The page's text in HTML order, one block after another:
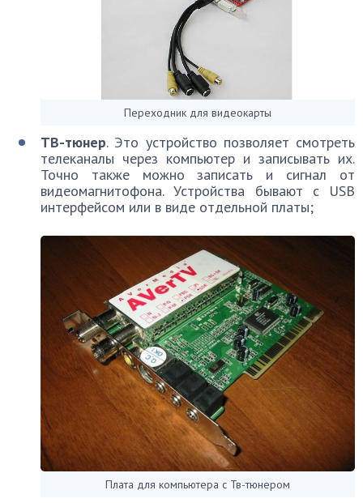
Переходник для видеокарты
ТВ-тюнер. Это устройство позволяет смотреть
телеканалы через компьютер и записывать их.
Точно также можно записать и сигнал от
видеомагнитофона. Устройства бывают с USB
интерфейсом или в виде отдельной платы;
Плата для компьютера с Тв-тюнером